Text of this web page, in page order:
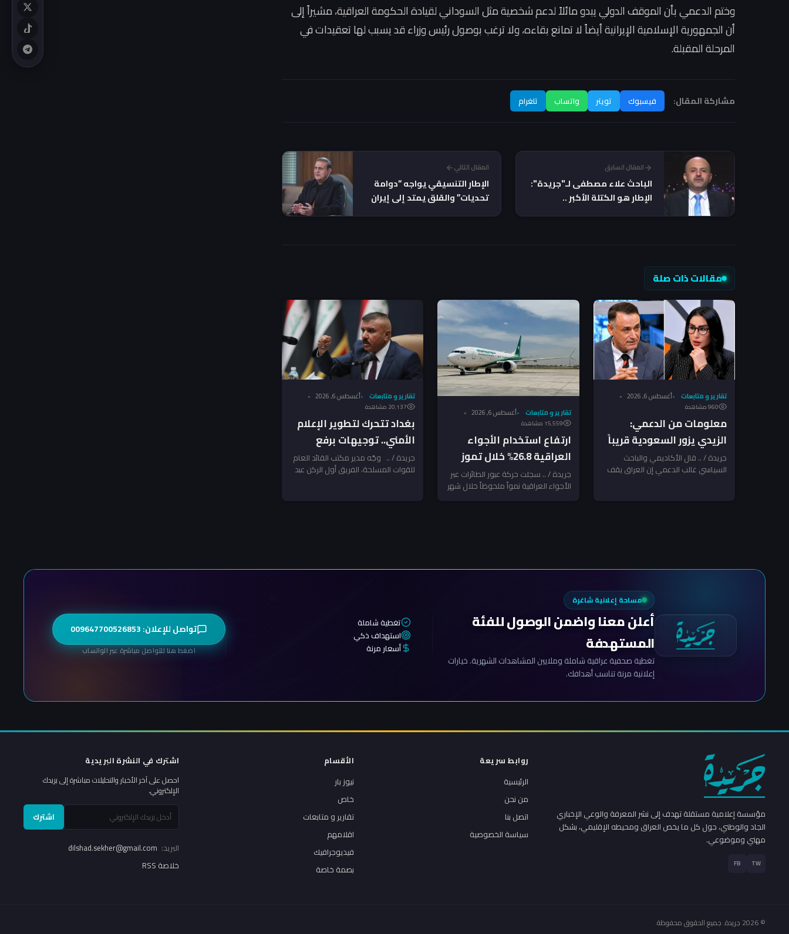
وختم الدعمي بأن الموقف الدولي يبدو مائلاً لدعم شخصية مثل السوداني لقيادة الحكومة العراقية، مشيراً إلى
أن الجمهورية الإسلامية الإيرانية أيضاً لا تمانع بقاءه، ولا ترغب بوصول رئيس وزراء قد يسبب لها تعقيدات في
المرحلة المقبلة.
مشاركة المقال: فيسبوك تويتر واتساب تلغرام
المقال السابق
الباحث علاء مصطفى لـ"جريدة":
الإطار هو الكتلة الأكبر ..
المقال التالي
الإطار التنسيقي يواجه “دوامة
تحديات” والقلق يمتد إلى إيران
مقالات ذات صلة
تقارير و متابعات أغسطس 6, 2026
960 مشاهدة
معلومات من الدعمي:
الزيدي يزور السعودية قريباً
والرياض تراجعت عن
استهداف الحشد
جريدة / .. قال الأكاديمي والباحث
السياسي غالب الدعمي إن العراق يقف
تقارير و متابعات أغسطس 6, 2026
15٬559 مشاهدة
ارتفاع استخدام الأجواء
العراقية 26.8% خلال تموز
مع استئناف مسارات جوية
جديدة
جريدة / .. سجلت حركة عبور الطائرات عبر
الأجواء العراقية نمواً ملحوظاً خلال شهر
تقارير و متابعات أغسطس 6, 2026
20٬137 مشاهدة
بغداد تتحرك لتطوير الإعلام
الأمني.. توجيهات برفع
التنسيق ومواجهة “الأخبار
المضللة”
جريدة / .. وجّه مدير مكتب القائد العام
للقوات المسلحة، الفريق أول الركن عبد
مساحة إعلانية شاغرة
أعلن معنا واضمن الوصول للفئة
المستهدفة
تغطية صحفية عراقية شاملة وملايين المشاهدات الشهرية. خيارات
إعلانية مرنة تناسب أهدافك.
تغطية شاملة
استهداف ذكي
أسعار مرنة
تواصل للإعلان: 009647700526853
اضغط هنا للتواصل مباشرة عبر الواتساب
مؤسسة إعلامية مستقلة تهدف إلى نشر المعرفة والوعي الإخباري
الجاد والوطني، حول كل ما يخص العراق ومحيطه الإقليمي، بشكل
مهني وموضوعي.
TW
FB
روابط سريعة
الرئيسية
من نحن
اتصل بنا
سياسة الخصوصية
الأقسام
نيوز بار
خاص
تقارير و متابعات
اقلامهم
فيديوجرافيك
بصمة خاصة
اشترك في النشرة البريدية
احصل على آخر الأخبار والتحليلات مباشرة إلى بريدك
الإلكتروني.
اشترك
البريد:
خلاصة RSS
© 2026 جريدة. جميع الحقوق محفوظة.